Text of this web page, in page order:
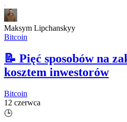
Maksym Lipchanskyy
Bitcoin
📝 Pięć sposobów na
kosztem inwestorów
Bitcoin
12 czerwca
🕒